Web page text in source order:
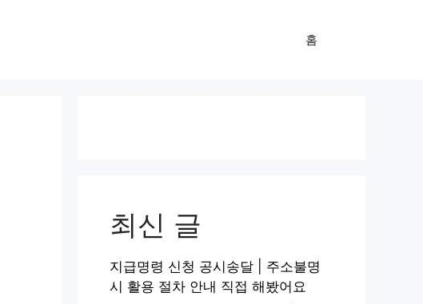
홈
최신 글
지급명령 신청 공시송달 | 주소불명
시 활용 절차 안내 직접 해봤어요